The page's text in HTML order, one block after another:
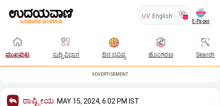
UV English
E-Paper
ಮುಖಪುಟ ಸುದ್ದಿ ವಿಭಾಗ ದಿನ ಭವಿಷ್ಯ ಹೊಂಗಿರಣ Search
ADVERTISEMENT
ರಾಷ್ಟ್ರೀಯ MAY 15, 2024, 6:02 PM IST